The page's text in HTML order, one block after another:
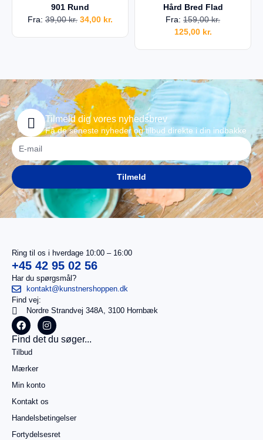
I
alt
0,00kr.
Køb for
499,00kr.
mere for
gratis
betaling
kurv
901 Rund
Fra: 39,00kr. 34,00 kr.
Hård Bred Flad
Fra: 159,00kr.
125,00 kr.
Tilmeld dig vores nyhedsbrev
Få de seneste nyheder og tilbud direkte i din indbakke
Tilmeld
Ring til os i hverdage 10:00 – 16:00
+45 42 95 02 56
Har du spørgsmål?
kontakt@kunstnershoppen.dk
Find vej:
Nordre Strandvej 348A, 3100 Hornbæk
Find det du søger...
Tilbud
Mærker
Min konto
Kontakt os
Handelsbetingelser
Fortydelsesret